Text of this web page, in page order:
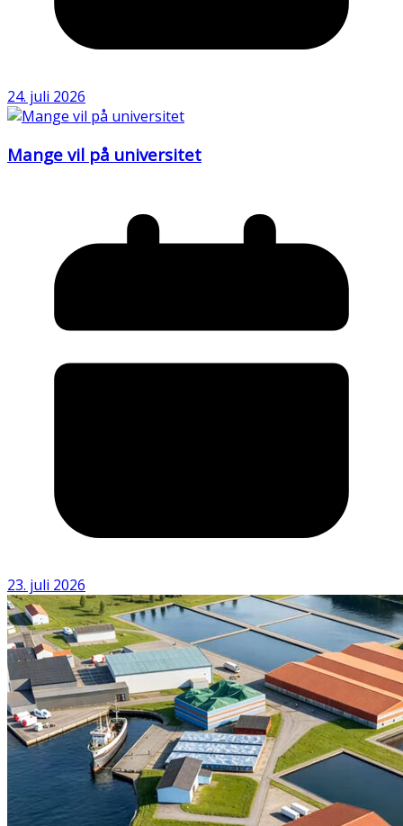
24. juli 2026
Mange vil på universitet
23. juli 2026